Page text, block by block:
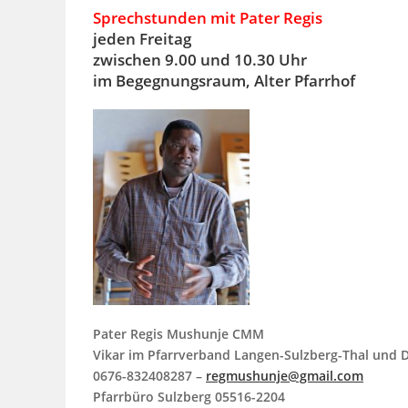
Sprechstunden mit Pater Regis
jeden Freitag
zwischen 9.00 und 10.30 Uhr
im Begegnungsraum, Alter Pfarrhof
Pater Regis Mushunje CMM
Vikar im Pfarrverband Langen-Sulzberg-Thal und
0676-832408287 – regmushunje@gmail.com
Pfarrbüro Sulzberg 05516-2204